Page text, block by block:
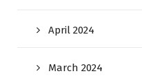
April 2024
March 2024